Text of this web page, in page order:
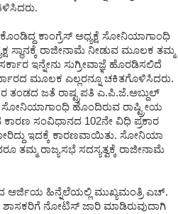
ಕಾಂಗ್ರೆಸ್ ಅಧ್ಯಕ್ಷೆ ಸೋನಿಯಾಗಾಂಧಿ
ಸ್ಥಾನಕ್ಕೆ ರಾಜೀನಾಮೆ ನೀಡುವ ಮೂಲಕ ತಮ್ಮ
ಇನ್ನೇನು ಸುಗ್ರೀವಾಜ್ಞೆ ಹೊರಡಿಸಲಿದೆ
ಮೂಲಕ ಎಲ್ಲರನ್ನೂ ಚಕಿತಗೊಳಿಸಿದರು.
ಜತೆ ರಾಷ್ಟ್ರಪತಿ ಎ.ಪಿ.ಜೆ.ಅಬ್ದುಲ್
ಸೋನಿಯಾಗಾಂಧಿ ಹೊಂದಿರುವ ರಾಷ್ಟ್ರೀಯ
ಸಂವಿಧಾನದ 102ನೇ ವಿಧಿ ಪ್ರಕಾರ
ಇದಕ್ಕೆ ಕಾರಣವಾಯಿತು. ಸೋನಿಯಾ
ರಾಜ್ಯಸಭೆ ಸದಸ್ಯತ್ವಕ್ಕೆ ರಾಜೀನಾಮೆ
ಅರ್ಜಿಯ ಹಿನ್ನೆಲೆಯಲ್ಲಿ ಮುಖ್ಯಮಂತ್ರಿ ಎಚ್.
ನೋಟಿಸ್ ಜಾರಿ ಮಾಡಿರುವುದಾಗಿ